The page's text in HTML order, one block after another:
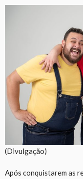
(Divulgação)
Após conquistarem as